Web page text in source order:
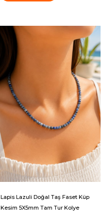
Lapis Lazuli Doğal Taş Faset Küp
Kesim 5X5mm Tam Tur Kolye